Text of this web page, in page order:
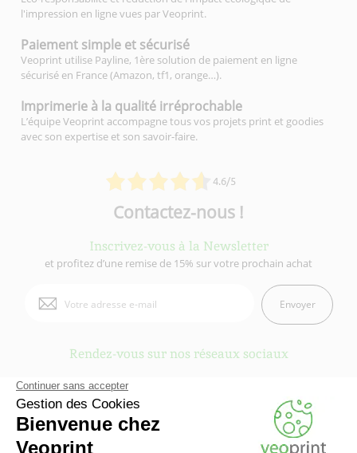
4.6/5
l'impression en ligne vues par Veoprint.
Paiement simple et sécurisé
Veoprint utilise Payline, 1ère solution de paiement en ligne
sécurisé en France (Amazon, tf1, orange…).
Imprimerie à la qualité irréprochable
L’équipe Veoprint accompagne tous vos projets print et goodies
avec son expertise et son savoir-faire.
Contactez-nous !
Inscrivez-vous à la Newsletter
et profitez d’une remise de 15% sur votre prochain achat
Envoyer
Rendez-vous sur nos réseaux sociaux
Veoprint est une marque duGroupe Fiducial
- © 2006-2026 Veoprint | Tous